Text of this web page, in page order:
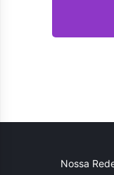
Nossa